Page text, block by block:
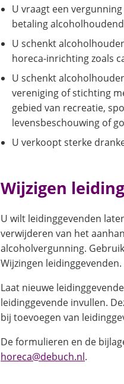
U vraagt een
betaling
U schenkt
horeca-inrichting zoals
U schenkt
vereniging of stichting
gebied van recreatie,
levensbeschouwing of
U verkoopt sterke
Wijzigen
U wilt leidinggevenden
verwijderen van het
alcoholvergunning.
Wijzingen leidinggevenden.
Laat nieuwe
leidinggevende invullen.
bij toevoegen van
De formulieren en de
horeca@debuch.nl(Verwijst
.